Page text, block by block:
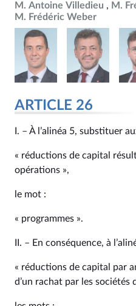
M. Antoine Villedieu
M.
M. Frédéric Weber
ARTICLE 26
I. – À l’alinéa 5, substituer
« réductions de capital
opérations »,
le mot :
« programmes ».
II. – En conséquence, à
« réductions de capital par
d’un rachat par les sociétés